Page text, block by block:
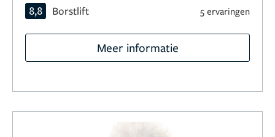
8,8 Borstlift 5 ervaringen
Meer informatie